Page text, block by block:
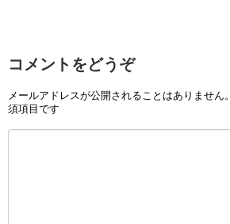
コメントをどうぞ
メールアドレスが公開されることはありません。
須項目です